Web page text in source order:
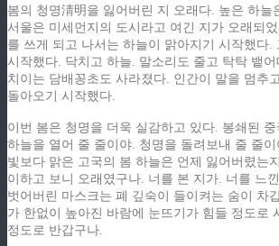
봄의 청명淸明을 잃어버린 지 오래다. 높은 하늘
서울은 미세먼지의 도시라고 여긴 지가 오래되
를 쓰게 되고 나서는 하늘이 맑아지기 시작했다.
시작했다. 닥치고 하늘. 말소리도 줄고 탁탁 뱉어
치이는 담배꽁초도 사라졌다. 인간이 말을 멈추
돌아오기 시작했다.
이번 봄은 청명을 더욱 실감하고 있다. 봉쇄된 중
하늘을 열어 줄 줄이야. 청명을 돌려보내 줄 줄
빛보다 맑은 고국의 봄 하늘은 언제 잃어버렸는
이하고 보니 오래였구나. 너를 본 지가. 너를 느
벗어버린 마스크는 폐 깊숙이 들이켜는 숨이 차
가 한없이 높아진 바람에 눈뜨기가 힘들 정도로
정도로 반갑구나.